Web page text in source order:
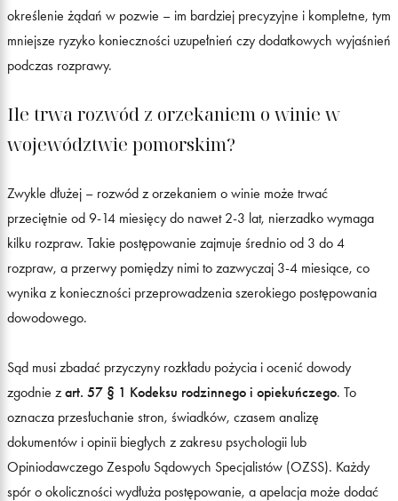
określenie żądań w pozwie – im bardziej precyzyjne i kompletne, tym
mniejsze ryzyko konieczności uzupełnień czy dodatkowych wyjaśnień
podczas rozprawy.
Ile trwa rozwód z orzekaniem o winie w
województwie pomorskim?
Zwykle dłużej – rozwód z orzekaniem o winie może trwać
przeciętnie od 9-14 miesięcy do nawet 2-3 lat, nierzadko wymaga
kilku rozpraw. Takie postępowanie zajmuje średnio od 3 do 4
rozpraw, a przerwy pomiędzy nimi to zazwyczaj 3-4 miesiące, co
wynika z konieczności przeprowadzenia szerokiego postępowania
dowodowego.
Sąd musi zbadać przyczyny rozkładu pożycia i ocenić dowody
zgodnie z art. 57 § 1 Kodeksu rodzinnego i opiekuńczego. To
oznacza przesłuchanie stron, świadków, czasem analizę
dokumentów i opinii biegłych z zakresu psychologii lub
Opiniodawczego Zespołu Sądowych Specjalistów (OZSS). Każdy
spór o okoliczności wydłuża postępowanie, a apelacja może dodać